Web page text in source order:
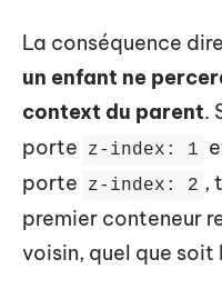
La conséquence
un enfant ne
context du parent.
porte z-index: 1
porte
z-index: 2 ,
premier conteneur
voisin, quel que soit